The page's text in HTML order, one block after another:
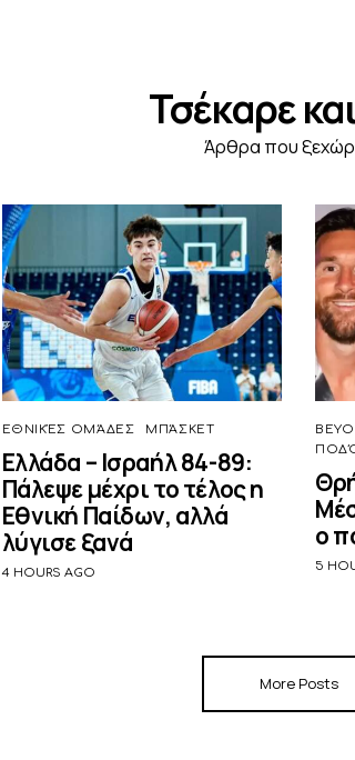
Τσέκαρε
Άρθρα που
ΕΘΝΙΚΈΣ ΟΜΆΔΕΣ ΜΠΆΣΚΕΤ
Ελλάδα – Ισραήλ 84-89:
Πάλεψε μέχρι το τέλος η
Εθνική Παίδων, αλλά
λύγισε ξανά
4 HOURS AGO
ο
5
More Posts